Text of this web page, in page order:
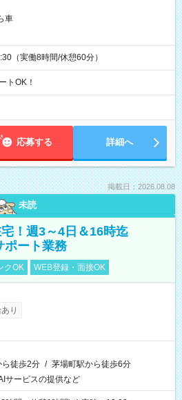
車
（実働8時間/休憩60分）
トOK！
応募する 詳細へ
掲載日：2026.08.08
未読
！週3～4日＆16時迄
ポート業務
クOK WEB登録・面接OK
り
ら徒歩2分 / 茅場町駅から徒歩6分
サービスの提供など